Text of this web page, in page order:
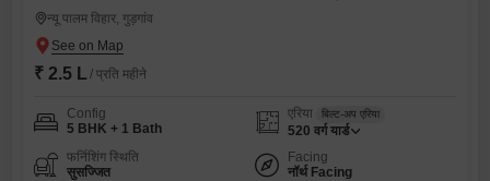
न्यू पालम विहार, गुड़गांव
₹ 2.5 L / प्रति महीने
Config
5 BHK + 1 Bath
एरिया बिल्ट-अप एरिया
520 वर्ग यार्ड
फर्निशिंग स्थिति
सुसज्जित
Facing
नॉर्थ Facing